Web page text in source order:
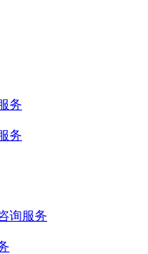
务
务
询服务